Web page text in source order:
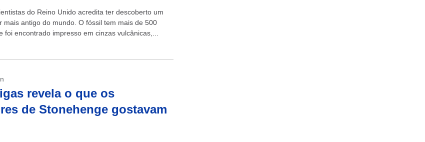
do Reino Unido acredita ter descoberto um
mais antigo do mundo. O fóssil tem mais de 500
foi encontrado impresso em cinzas vulcânicas,...
revela o que os
de Stonehenge gostavam